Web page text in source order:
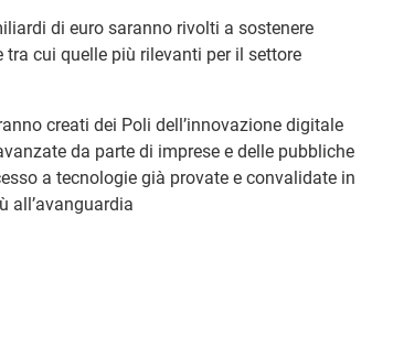
di euro saranno rivolti a sostenere
cui quelle più rilevanti per il settore
creati dei Poli dell’innovazione digitale
da parte di imprese e delle pubbliche
a tecnologie già provate e convalidate in
all’avanguardia